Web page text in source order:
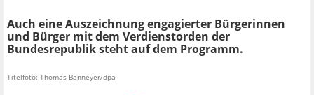
Auch eine Auszeichnung engagierter Bürgerinnen
und Bürger mit dem Verdienstorden der
Bundesrepublik steht auf dem Programm.
Titelfoto: Thomas Banneyer/dpa